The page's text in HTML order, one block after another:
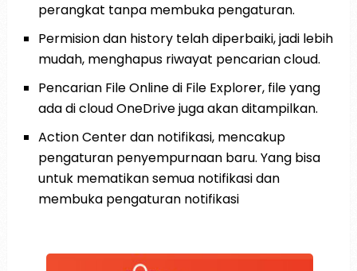
perangkat tanpa membuka pengaturan.
Permision dan history telah diperbaiki, jadi lebih
mudah, menghapus riwayat pencarian cloud.
Pencarian File Online di File Explorer, file yang
ada di cloud OneDrive juga akan ditampilkan.
Action Center dan notifikasi, mencakup
pengaturan penyempurnaan baru. Yang bisa
untuk mematikan semua notifikasi dan
membuka pengaturan notifikasi